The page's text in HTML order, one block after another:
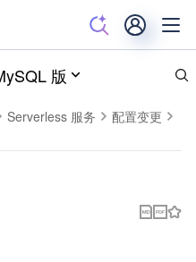
版
Serverless 服务
配置变更